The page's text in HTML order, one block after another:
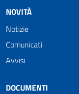
NOVITÀ
Notizie
Comunicati
Avvisi
DOCUMENTI